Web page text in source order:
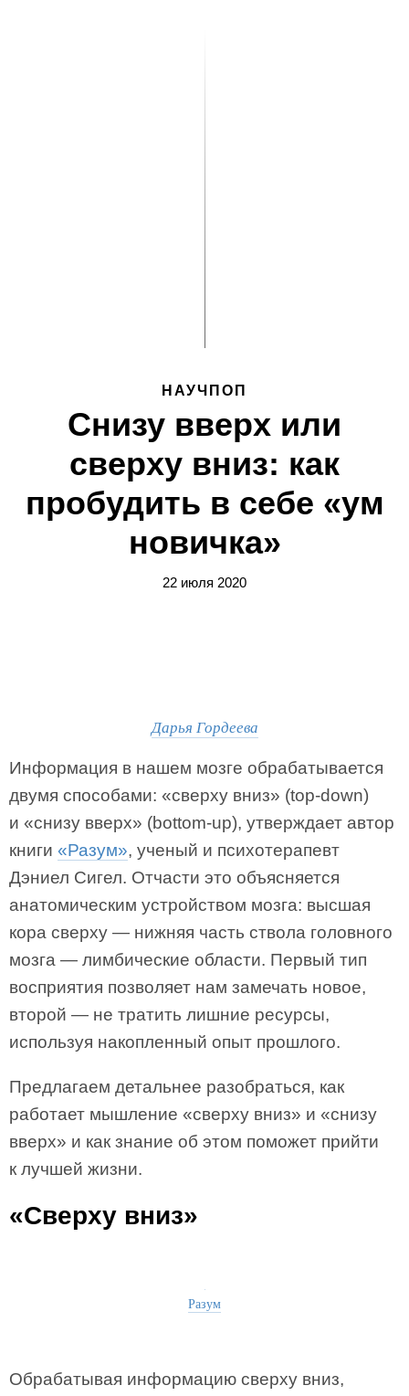
НАУЧПОП
Снизу вверх или
сверху вниз: как
пробудить в себе «ум
новичка»
22 июля 2020
Дарья Гордеева
Информация в нашем мозге обрабатывается
двумя способами: «сверху вниз» (top-down)
и «снизу вверх» (bottom-up), утверждает автор
книги «Разум», ученый и психотерапевт
Дэниел Сигел. Отчасти это объясняется
анатомическим устройством мозга: высшая
кора сверху — нижняя часть ствола головного
мозга — лимбические области. Первый тип
восприятия позволяет нам замечать новое,
второй — не тратить лишние ресурсы,
используя накопленный опыт прошлого.
Предлагаем детальнее разобраться, как
работает мышление «сверху вниз» и «снизу
вверх» и как знание об этом поможет прийти
к лучшей жизни.
«Сверху вниз»
Разум
Обрабатывая информацию сверху вниз,